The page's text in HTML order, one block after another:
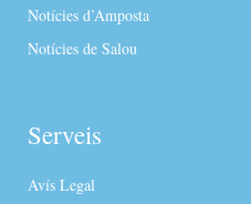
Notícies d’Amposta
Notícies de Salou
Serveis
Avís Legal